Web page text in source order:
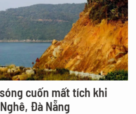
cuốn mất tích khi
Đà Nẵng